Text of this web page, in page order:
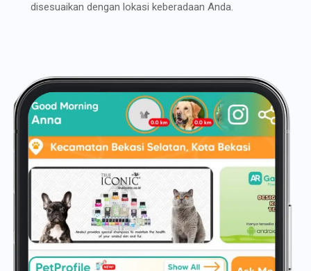
disesuaikan dengan lokasi keberadaan Anda.